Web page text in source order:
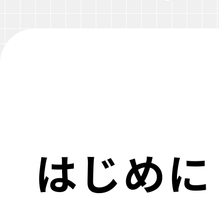
採用サイト
SEO支援
BIツール導
Web開発
はじめに